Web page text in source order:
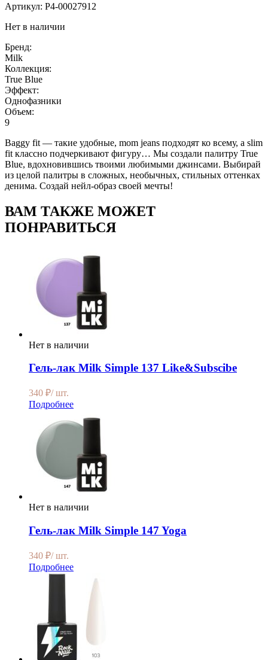
Артикул: P4-00027912
Нет в наличии
Бренд:
Milk
Коллекция:
True Blue
Эффект:
Однофазники
Объем:
9
Baggy fit — такие удобные, mom jeans подходят ко всему, а slim
fit классно подчеркивают фигуру… Мы создали палитру True
Blue, вдохновившись твоими любимыми джинсами. Выбирай
из целой палитры в сложных, необычных, стильных оттенках
денима. Создай нейл-образ своей мечты!
ВАМ ТАКЖЕ МОЖЕТ
ПОНРАВИТЬСЯ
Нет в наличии
Гель-лак Milk Simple 137 Like&Subscibe
340 ₽/ шт.
Подробнее
Нет в наличии
Гель-лак Milk Simple 147 Yoga
340 ₽/ шт.
Подробнее